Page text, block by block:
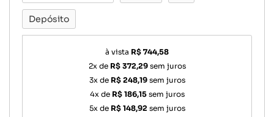
Depósito
à vista R$ 744,58
2x de R$ 372,29sem juros
3x de R$ 248,19sem juros
4x de R$ 186,15sem juros
5x de R$ 148,92 sem juros